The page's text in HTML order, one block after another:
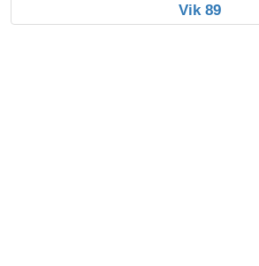
Vik 89